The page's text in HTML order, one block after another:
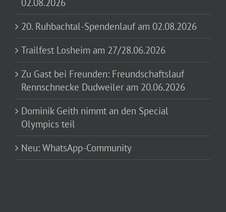
02.08.2026
20. Ruhbachtal-Spendenlauf am 02.08.2026
Trailfest Losheim am 27/28.06.2026
Zu Gast bei Freunden: Freundschaftslauf
Rennschnecke Dudweiler am 20.06.2026
Dominik Geith nimmt an den Special
Olympics teil
Neu: WhatsApp-Community